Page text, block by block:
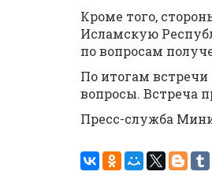
Кроме того,
Исламскую
по вопросам
По итогам
вопросы. Встреча
Пресс-служба